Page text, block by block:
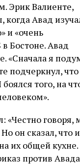
Эрик Валиенте,
Авад
и «очень
Бостоне. Авад
«Сначала я
подчеркнул,
того, на
«Честно говоря,
он сказал, что
их общей кухне.
против